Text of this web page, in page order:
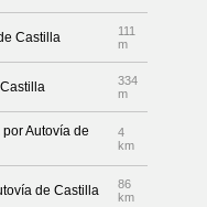
Castilla
111
m
334
m
Autovía de
4
km
de Castilla
86
km